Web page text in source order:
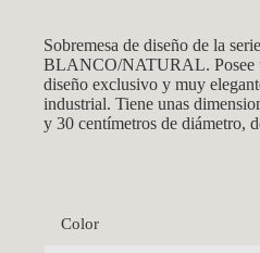
Sobremesa de diseño de la s
BLANCO/NATURAL. Posee
diseño exclusivo y muy
industrial. Tiene unas
y 30 centímetros de diámetro,
Color